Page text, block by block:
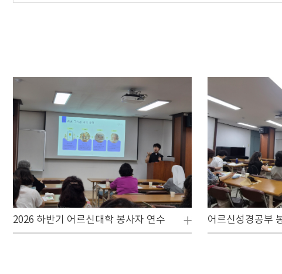
2026 하반기 어르신대학 봉사자 연수